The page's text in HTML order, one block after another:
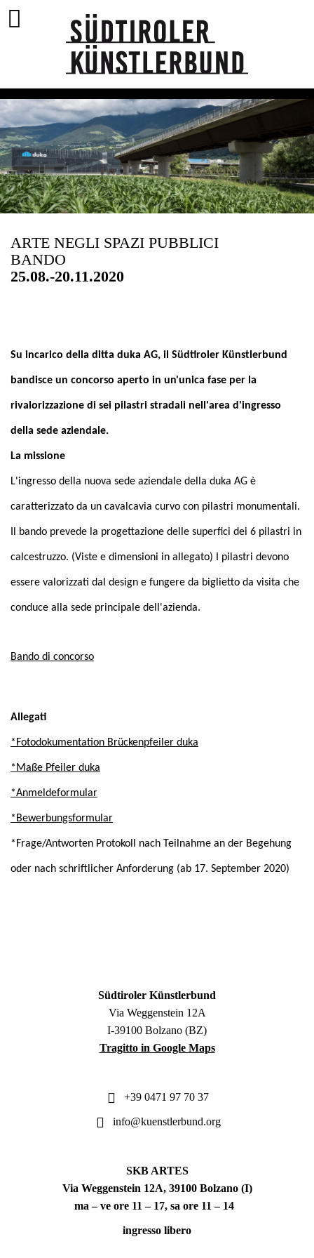
ARTE NEGLI SPAZI PUBBLICI
BANDO
25.08.-20.11.2020
Su incarico della ditta duka AG, il Südtiroler Künstlerbund
bandisce un concorso aperto in un'unica fase per la
rivalorizzazione di sei pilastri stradali nell'area d'ingresso
della sede aziendale.
La missione
L'ingresso della nuova sede aziendale della duka AG è
caratterizzato da un cavalcavia curvo con pilastri monumentali.
Il bando prevede la progettazione delle superfici dei 6 pilastri in
calcestruzzo. (Viste e dimensioni in allegato) I pilastri devono
essere valorizzati dal design e fungere da biglietto da visita che
conduce alla sede principale dell'azienda.
Bando di concorso
Allegati
*Fotodokumentation Brückenpfeiler duka
*Maße Pfeiler duka
*Anmeldeformular
*Bewerbungsformular
*Frage/Antworten Protokoll nach Teilnahme an der Begehung
oder nach schriftlicher Anforderung (ab 17. September 2020)
Südtiroler Künstlerbund
Via Weggenstein 12A
I-39100 Bolzano (BZ)
Tragitto in Google Maps
+39 0471 97 70 37
info@kuenstlerbund.org
SKB ARTES
Via Weggenstein 12A, 39100 Bolzano (I)
ma – ve ore 11 – 17, sa ore 11 – 14
ingresso libero